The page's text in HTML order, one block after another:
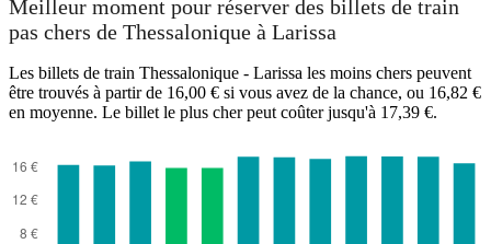
Meilleur moment pour réserver des billets de train
pas chers de Thessalonique à Larissa
Les billets de train Thessalonique - Larissa les moins chers peuvent
être trouvés à partir de 16,00 € si vous avez de la chance, ou 16,82 €
en moyenne. Le billet le plus cher peut coûter jusqu'à 17,39 €.